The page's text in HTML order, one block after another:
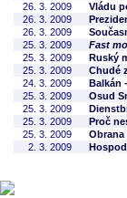
26. 3. 2009
Vládu
26. 3. 2009
26. 3. 2009
25. 3. 2009
Fast
25. 3. 2009
Ruský
25. 3. 2009
Chudé
24. 3. 2009
Balkán
25. 3. 2009
Osud
25. 3. 2009
25. 3. 2009
Proč
25. 3. 2009
2. 3. 2009